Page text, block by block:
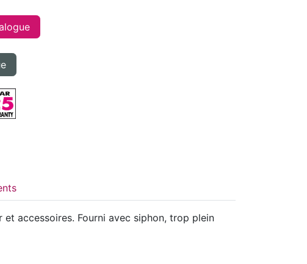
accessoires. Fourni avec siphon, trop plein